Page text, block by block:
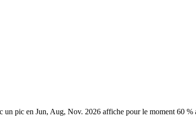
pic en Jun, Aug, Nov. 2026 affiche pour le moment 60 %